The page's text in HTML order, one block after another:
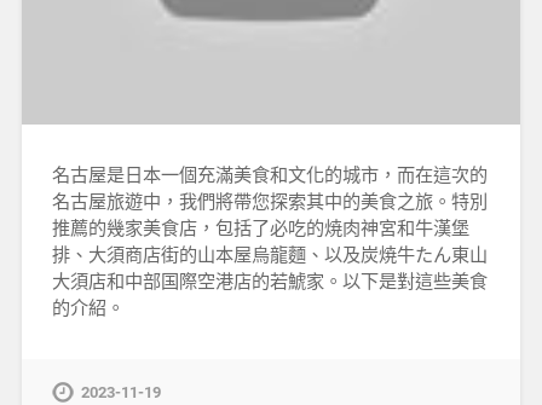
名古屋是日本一個充滿美食和文化的城市，而在這次的
名古屋旅遊中，我們將帶您探索其中的美食之旅。特別
推薦的幾家美食店，包括了必吃的焼肉神宮和牛漢堡
排、大須商店街的山本屋烏龍麵、以及炭焼牛たん東山
大須店和中部国際空港店的若鯱家。以下是對這些美食
的介紹。
2023-11-19